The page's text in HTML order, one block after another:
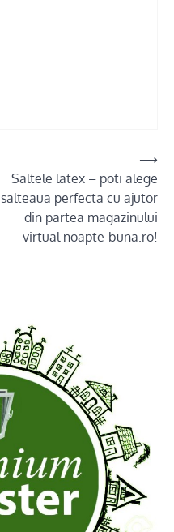
Saltele latex – poti alege
salteaua perfecta cu ajutor
din partea magazinului
virtual noapte-buna.ro!
⟶